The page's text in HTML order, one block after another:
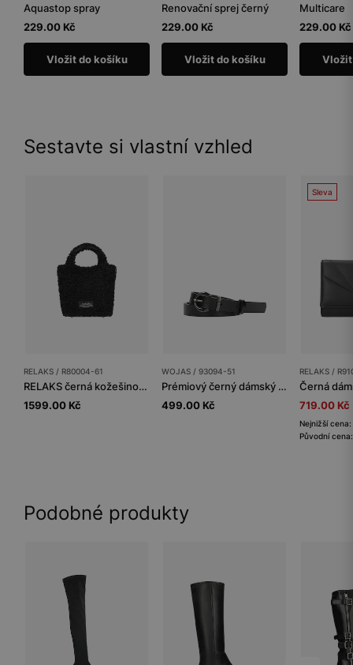
Aquastop spray
229.00 Kč
Vložit do košíku
Renovační sprej černý
229.00 Kč
Vložit do košíku
Multicare
229.00 Kč
Sestavte si vlastní vzhled
RELAKS / R80004-61
RELAKS černá kožešinová kabelka-kufřík
1599.00 Kč
WOJAS / 93094-51
Prémiový černý dámský opasek z kvalitní hladké kůže
499.00 Kč
Sleva
RELAKS /
719.00 Kč
Nejnižší
Původní
Podobné produkty